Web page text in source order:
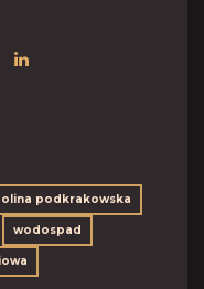
podkrakowska
wodospad